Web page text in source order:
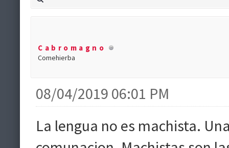
Cabromagno
Comehierba
08/04/2019 06:01 PM
La lengua no es machista.